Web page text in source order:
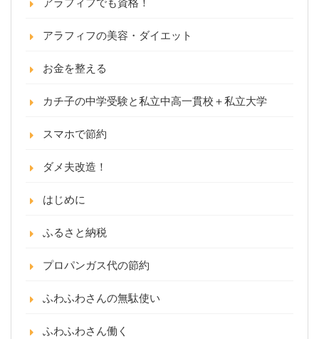
アラフィフでも資格！
アラフィフの美容・ダイエット
お金を整える
カチ子の中学受験と私立中高一貫校＋私立大学
スマホで節約
ダメ夫改造！
はじめに
ふるさと納税
プロパンガス代の節約
ふわふわさんの無駄使い
ふわふわさん働く